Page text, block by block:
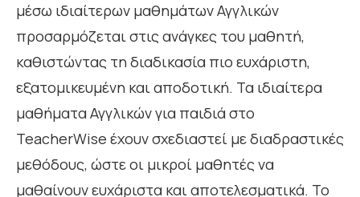
μέσω ιδιαίτερων μαθημάτων Αγγλικών
προσαρμόζεται στις ανάγκες του μαθητή,
καθιστώντας τη διαδικασία πιο ευχάριστη,
εξατομικευμένη και αποδοτική. Τα ιδιαίτερα
μαθήματα Αγγλικών για παιδιά στο
TeacherWise έχουν σχεδιαστεί με διαδραστικές
μεθόδους, ώστε οι μικροί μαθητές να
μαθαίνουν ευχάριστα και αποτελεσματικά. Το